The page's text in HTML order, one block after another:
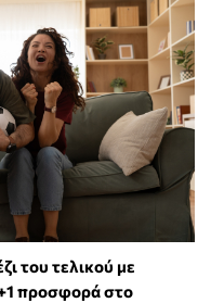
του τελικού με
προσφορά στο